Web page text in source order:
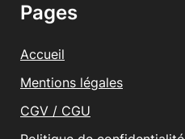
Pages
Accueil
Mentions légales
CGV / CGU